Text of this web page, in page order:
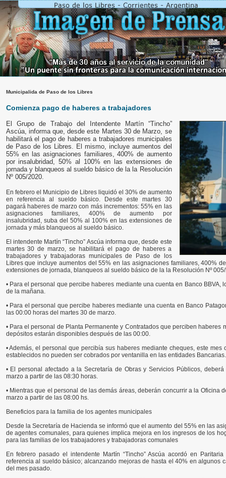
Municipalida de Paso de los Libres
Comienza pago de haberes a trabajadores
El Grupo de Trabajo del Intendente Martín “Tincho”
Ascúa, informa que, desde este Martes 30 de Marzo, se
habilitará el pago de haberes a trabajadores municipales
de Paso de los Libres. El mismo, incluye aumentos del
55% en las asignaciones familiares, 400% de aumento
por insalubridad, 50% al 100% en las extensiones de
jornada y blanqueos al sueldo básico de la la Resolución
Nº 005/2020.
En febrero el Municipio de Libres liquidó el 30% de aumento
en referencia al sueldo básico. Desde este martes 30
pagará haberes de marzo con más incrementos: 55% en las
asignaciones familiares, 400% de aumento por
insalubridad, suba del 50% al 100% en las extensiones de
jornada y más blanqueos al sueldo básico.
El intendente Martín “Tincho” Ascúa informa que, desde este
martes 30 de marzo, se habilitará el pago de haberes a
trabajadores y trabajadoras municipales de Paso de los
Libres que incluye aumentos del 55% en las asignaciones familiares, 400%
extensiones de jornada, blanqueos al sueldo básico de la la Resolución Nº
• Para el personal que percibe haberes mediante una cuenta en Banco
de la mañana.
• Para el personal que percibe haberes mediante una cuenta en Banco
las 00:00 horas del martes 30 de marzo.
• Para el personal de Planta Permanente y Contratados que perciben
depósitos estarán disponibles después de las 00:00.
• Además, el personal que percibía sus haberes mediante cheques, este
establecidos no pueden ser cobrados por ventanilla en las entidades Bancarias.
• El personal afectado a la Secretaría de Obras y Servicios Públicos,
marzo a partir de las 08:30 horas.
• Mientras que el personal de las demás áreas, deberán concurrir a la Oficina
marzo a partir de las 08:00 hs.
Beneficios para la familia de los agentes municipales
Desde la Secretaría de Hacienda se informó que el aumento del 55% en las
de agentes comunales, para quienes implica mejora en los ingresos de los
para las familias de los trabajadores y trabajadoras comunales
En febrero pasado el intendente Martín “Tincho” Ascúa acordó en
referencia al sueldo básico; alcanzando mejoras de hasta el 40% en algunos
del mes pasado.